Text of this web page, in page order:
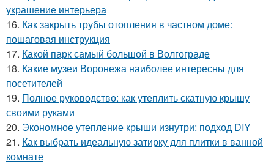
украшение интерьера
16. Как закрыть трубы отопления в частном доме:
пошаговая инструкция
17. Какой парк самый большой в Волгограде
18. Какие музеи Воронежа наиболее интересны для
посетителей
19. Полное руководство: как утеплить скатную крышу
своими руками
20. Экономное утепление крыши изнутри: подход DIY
21. Как выбрать идеальную затирку для плитки в ванной
комнате